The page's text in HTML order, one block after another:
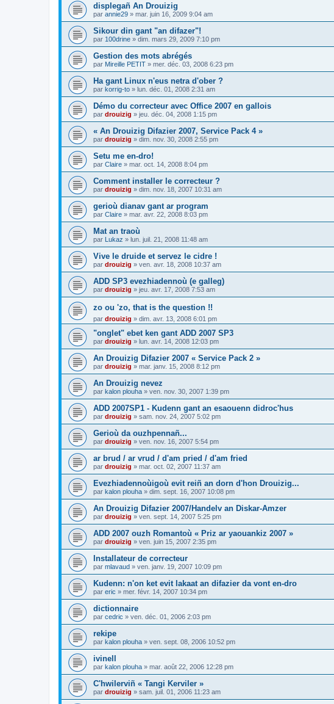
displegañ An Drouizig
par annie29 » mar. juin 16, 2009 9:04 am
Sikour din gant "an difazer"!
par 100drine » dim. mars 29, 2009 7:10 pm
Gestion des mots abrégés
par Mireille PETIT » mer. déc. 03, 2008 6:23 pm
Ha gant Linux n'eus netra d'ober ?
par korrig-to » lun. déc. 01, 2008 2:31 am
Démo du correcteur avec Office 2007 en gallois
par drouizig » jeu. déc. 04, 2008 1:15 pm
« An Drouizig Difazier 2007, Service Pack 4 »
par drouizig » dim. nov. 30, 2008 2:55 pm
Setu me en-dro!
par Claire » mar. oct. 14, 2008 8:04 pm
Comment installer le correcteur ?
par drouizig » dim. nov. 18, 2007 10:31 am
gerioù dianav gant ar program
par Claire » mar. avr. 22, 2008 8:03 pm
Mat an traoù
par Lukaz » lun. juil. 21, 2008 11:48 am
Vive le druide et servez le cidre !
par drouizig » ven. avr. 18, 2008 10:37 am
ADD SP3 evezhiadennoù (e galleg)
par drouizig » jeu. avr. 17, 2008 7:53 am
zo ou 'zo, that is the question !!
par drouizig » dim. avr. 13, 2008 6:01 pm
"onglet" ebet ken gant ADD 2007 SP3
par drouizig » lun. avr. 14, 2008 12:03 pm
An Drouizig Difazier 2007 « Service Pack 2 »
par drouizig » mar. janv. 15, 2008 8:12 pm
An Drouizig nevez
par kalon plouha » ven. nov. 30, 2007 1:39 pm
ADD 2007SP1 - Kudenn gant an esaouenn didroc'hus
par drouizig » sam. nov. 24, 2007 5:02 pm
Gerioù da ouzhpennañ...
par drouizig » ven. nov. 16, 2007 5:54 pm
ar brud / ar vrud / d'am pried / d'am fried
par drouizig » mar. oct. 02, 2007 11:37 am
Evezhiadennoùigoù evit reiñ an dorn d'hon Drouizig...
par kalon plouha » dim. sept. 16, 2007 10:08 pm
An Drouizig Difazier 2007/Handelv an Diskar-Amzer
par drouizig » ven. sept. 14, 2007 5:25 pm
ADD 2007 ouzh Romantoù « Priz ar yaouankiz 2007 »
par drouizig » ven. juin 15, 2007 2:35 pm
Installateur de correcteur
par mlavaud » ven. janv. 19, 2007 10:09 pm
Kudenn: n'on ket evit lakaat an difazier da vont en-dro
par eric » mer. févr. 14, 2007 10:34 pm
dictionnaire
par cedric » ven. déc. 01, 2006 2:03 pm
rekipe
par kalon plouha » ven. sept. 08, 2006 10:52 pm
ivinell
par kalon plouha » mar. août 22, 2006 12:28 pm
C'hwilerviñ « Tangi Kerviler »
par drouizig » sam. juil. 01, 2006 11:23 am